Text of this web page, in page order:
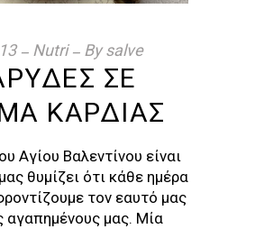
13 Nutri Bysalve
ΣΕ
ΚΑΡΔΙΆΣ
Αγίου Βαλεντίνου είναι
θυμίζει ότι κάθε ημέρα
τον εαυτό μας
αγαπημένους μας. Μία